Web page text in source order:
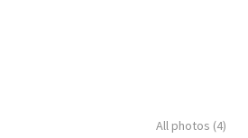
All photos (4)